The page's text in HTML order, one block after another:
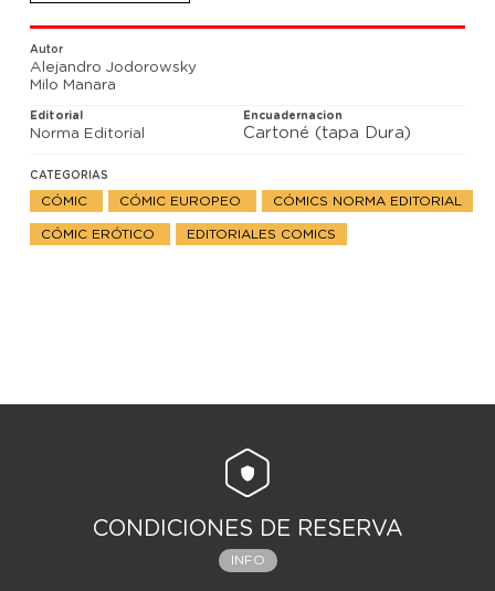
Autor
Alejandro Jodorowsky
Milo Manara
Editorial
Norma Editorial
Encuadernacion
Cartoné (tapa Dura)
CATEGORIAS
CÓMIC CÓMIC EUROPEO CÓMICS NORMA EDITORIAL
CÓMIC ERÓTICO EDITORIALES COMICS
CONDICIONES DE RESERVA
INFO